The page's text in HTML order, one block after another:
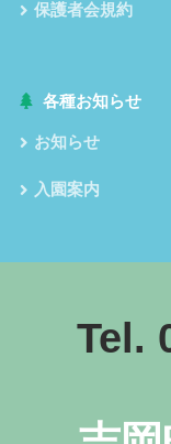
保護者会規約
各種お知らせ
お知らせ
入園案内
Tel.